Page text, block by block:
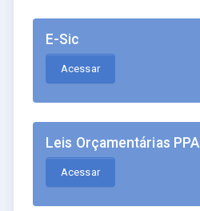
E-Sic
Acessar
Leis Orçamentárias PPA
Acessar